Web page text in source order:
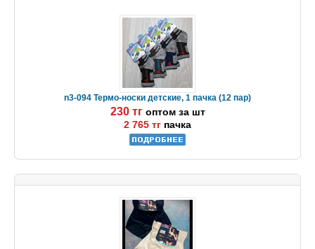
n3-094 Термо-носки детские, 1 пачка (12 пар)
230 тг оптом за шт
2 765 тг пачка